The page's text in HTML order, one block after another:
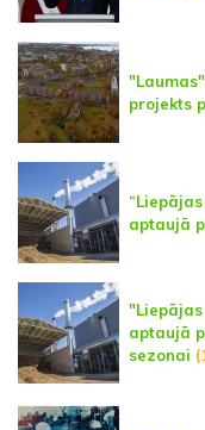
projekts
aptaujā
aptaujā
sezonai